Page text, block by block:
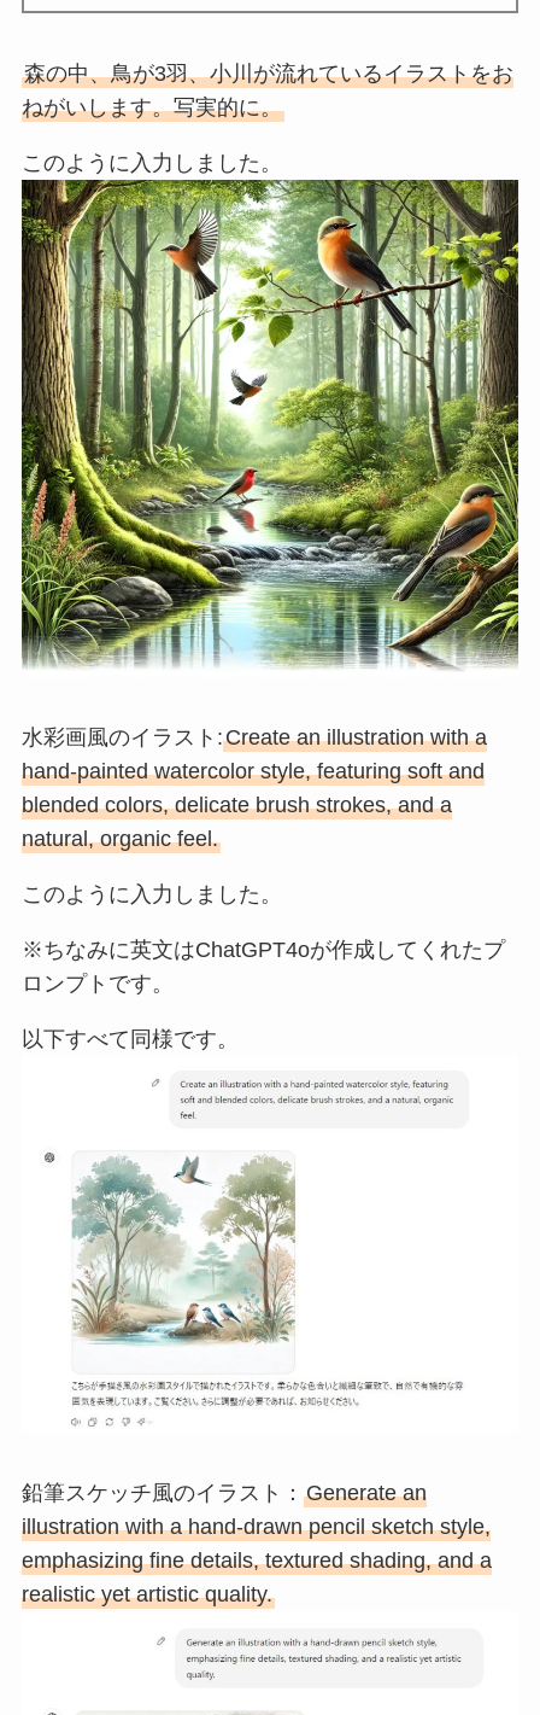
森の中、鳥が3羽、小川が流れているイラストをお
ねがいします。写実的に。
このように入力しました。
水彩画風のイラスト:Create an illustration with a
hand-painted watercolor style, featuring soft and
blended colors, delicate brush strokes, and a
natural, organic feel.
このように入力しました。
※ちなみに英文はChatGPT4oが作成してくれたプ
ロンプトです。
以下すべて同様です。
鉛筆スケッチ風のイラスト： Generate an
illustration with a hand-drawn pencil sketch style,
emphasizing fine details, textured shading, and a
realistic yet artistic quality.